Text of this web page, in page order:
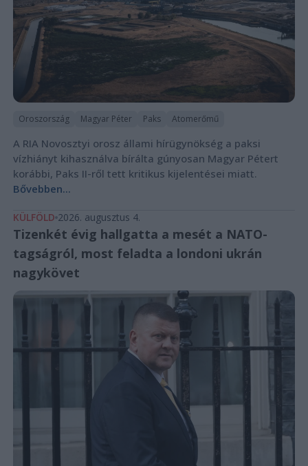
Oroszország Magyar Péter Paks Atomerőmű
A RIA Novosztyi orosz állami hírügynökség a paksi
vízhiányt kihasználva bírálta gúnyosan Magyar Pétert
korábbi, Paks II-ről tett kritikus kijelentései miatt.
Bővebben...
KÜLFÖLD 2026. augusztus 4.
Tizenkét évig hallgatta a mesét a NATO-
tagságról, most feladta a londoni ukrán
nagykövet